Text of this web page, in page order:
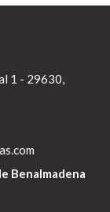
1 - 29630,
Benalmadena